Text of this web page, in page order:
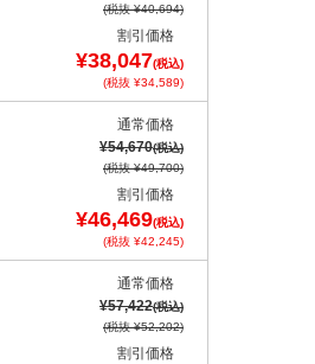
(税抜 ¥40,694)
割引価格
¥38,047(税込)
(税抜 ¥34,589)
通常価格
¥54,670(税込)
(税抜 ¥49,700)
割引価格
¥46,469(税込)
(税抜 ¥42,245)
通常価格
¥57,422(税込)
(税抜 ¥52,202)
割引価格